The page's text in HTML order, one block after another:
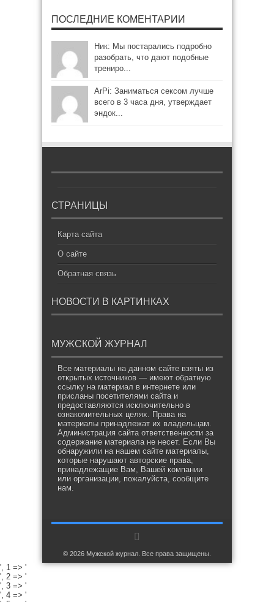
ПОСЛЕДНИЕ КОМЕНТАРИИ
Ник: Мы постарались подробно
разобрать, что дают подобные
трениро...
ArPi: Заниматься сексом лучше
всего в 3 часа дня, утверждает
эндок...
СТРАНИЦЫ
Карта сайта
О сайте
Обратная связь
НОВОСТИ В КАРТИНКАХ
МУЖСКОЙ ЖУРНАЛ
Все материалы на данном сайте взяты из
открытых источников — имеют обратную
ссылку на материал в интернете или
присланы посетителями сайта и
предоставляются исключительно в
ознакомительных целях. Права на
материалы принадлежат их владельцам.
Администрация сайта ответственности за
содержание материала не несет. Если Вы
обнаружили на нашем сайте материалы,
которые нарушают авторские права,
принадлежащие Вам, Вашей компании
или организации, пожалуйста, сообщите
нам.
© 2026 Мужской журнал. Все права защищены.
', 1 => '
', 2 => '
', 3 => '
', 4 => '